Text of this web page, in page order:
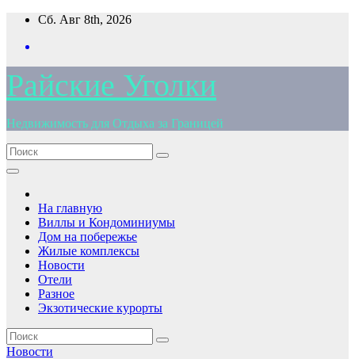
Перейти
содержимому
Сб. Авг 8th, 2026
Райские Уголки
Недвижимость для Отдыха за Границей
На главную
Виллы и Кондоминиумы
Дом на побережье
Жилые комплексы
Новости
Отели
Разное
Экзотические курорты
Новости